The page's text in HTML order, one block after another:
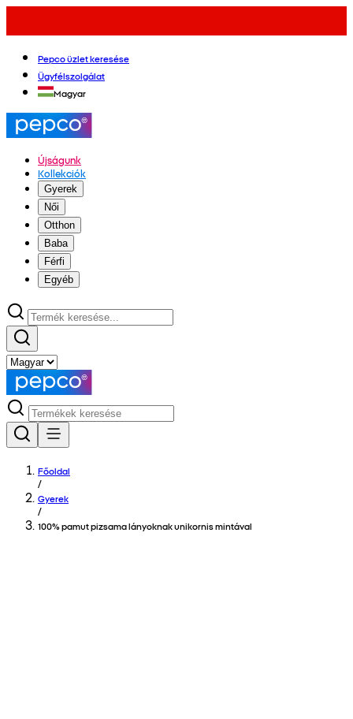
Pepco üzlet keresése
Ügyfélszolgálat
Magyar
Újságunk
Kollekciók
Gyerek
Női
Otthon
Baba
Férfi
Egyéb
Főoldal
/
Gyerek
/
100% pamut pizsama lányoknak unikornis mintával